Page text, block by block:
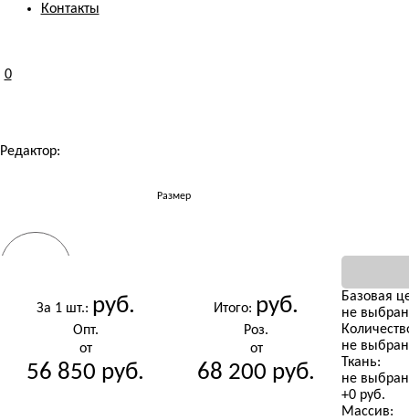
Контакты
0
Редактор:
Размер
За 1 шт.: руб. Итого: руб.
Опт.
от
56 850 руб.
Роз.
от
68 200 руб.
Базовая
не
не
Ткань:
не
+0 руб.
Массив: